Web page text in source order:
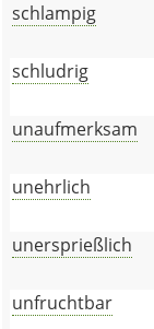
schlampig
schludrig
unaufmerksam
unehrlich
unersprießlich
unfruchtbar